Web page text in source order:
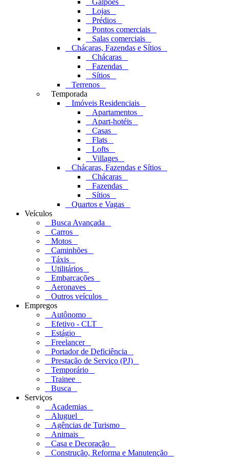
Lojas
Prédios
Pontos comerciais
Salas comerciais
Chácaras, Fazendas e Sítios
Chácaras
Fazendas
Sítios
Terrenos
Temporada
Imóveis Residenciais
Apartamentos
Apart-hotéis
Casas
Flats
Lofts
Villages
Chácaras, Fazendas e Sítios
Chácaras
Fazendas
Sítios
Quartos e Vagas
Veículos
Busca Avançada
Carros
Motos
Caminhões
Táxis
Utilitários
Embarcações
Aeronaves
Outros veículos
Empregos
Autônomo
Efetivo - CLT
Estágio
Freelancer
Portador de Deficiência
Prestação de Serviço (PJ)
Temporário
Trainee
Busca
Serviços
Academias
Aluguel
Agências de Turismo
Animais
Casa e Decoração
Construção, Reforma e Manutenção